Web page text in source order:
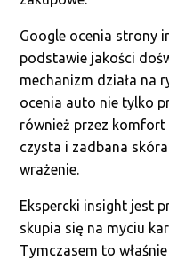
Google ocenia strony
podstawie jakości
mechanizm działa na
ocenia auto nie tylko
również przez
czysta i zadbana
wrażenie.
Ekspercki insight jest
skupia się na myciu
Tymczasem to